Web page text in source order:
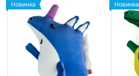
Новинка Новинка